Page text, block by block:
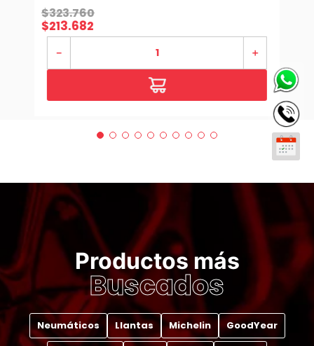
$323.760
$213.682
＋
－
Productos más
Buscados
Neumáticos Llantas Michelin GoodYear